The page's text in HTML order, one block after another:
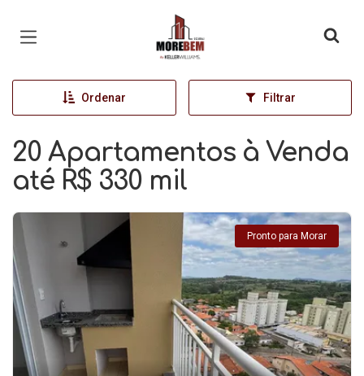
Página inicial
Ordenar Filtrar
20 Apartamentos à Venda
até R$ 330 mil
Pronto para Morar